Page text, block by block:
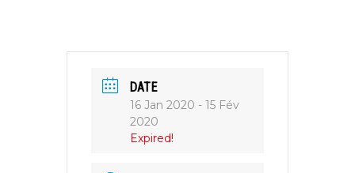
DATE
16 Jan 2020 - 15 Fév
2020
Expired!